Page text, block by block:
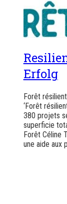
Erfolg
Forêt
‘Forêt
380 projets
superficie
Forêt Céline
une aide aux